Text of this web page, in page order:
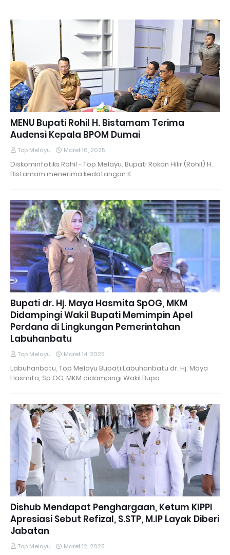
MENU Bupati Rohil H. Bistamam Terima
Audensi Kepala BPOM Dumai
Top Melayu Maret 16, 2025
Diskominfotiks Rohil - Top Melayu. Bupati Rokan Hilir (Rohil) H.
Bistamam menerima kedatangan K…
Bupati dr. Hj. Maya Hasmita SpOG, MKM
Didampingi Wakil Bupati Memimpin Apel
Perdana di Lingkungan Pemerintahan
Labuhanbatu
Top Melayu Maret 14, 2025
Labuhanbatu, Top Melayu Bupati Labuhanbatu dr. Hj. Maya
Hasmita, Sp.OG, MKM didampingi Wakil Bupa…
Dishub Mendapat Penghargaan, Ketum KIPPI
Apresiasi Sebut Refizal, S.STP, M.IP Layak Diberi
Jabatan
Top Melayu Maret 12, 2025